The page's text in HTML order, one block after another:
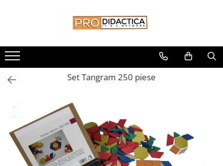
Oferta PNRR/PNRAS
Pachete Echipamente Sali Clasa
Pachete Echipamente Sala Clasa
Table Interactive
Display-uri Interactive
Suporti/Standuri/Accesorii
Imprimante si Multifunctionale
Set Tangram 250 piese